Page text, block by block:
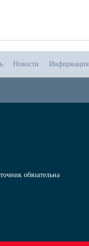
Новости Информация
обязательна